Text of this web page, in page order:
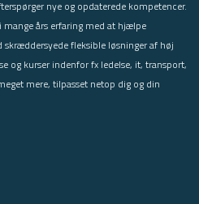
nye og opdaterede kompetencer.
års erfaring med at hjælpe
fleksible løsninger af høj
og kurser indenfor fx ledelse, it, transport,
mere, tilpasset netop dig og din